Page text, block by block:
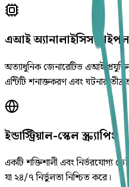
এআই অ্যানালাইসিস
অত্যাধুনিক জেনারেটিভ এআই
এন্টিটি শনাক্তকরণ এবং ঘটনার
ইন্ডাস্ট্রিয়াল-স্কেল স্ক্র্যাপিং
একটি শক্তিশালী এবং নির্ভরযোগ্য
যা ২৪/৭ নির্ভুলতা নিশ্চিত করে।